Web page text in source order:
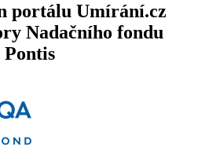
portálu Umírání.cz
Nadačního fondu